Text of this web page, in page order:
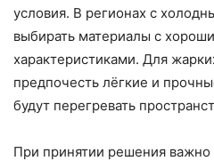
условия. В регионах с
выбирать материалы с
характеристиками. Для
предпочесть лёгкие и
будут перегревать
При принятии решения важно